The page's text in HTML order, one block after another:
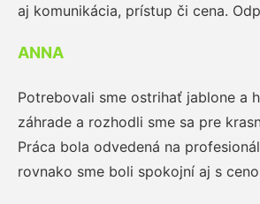
aj komunikácia, prístup či cena.
ANNA
Potrebovali sme ostrihať jablone a
záhrade a rozhodli sme sa pre
Práca bola odvedená na
rovnako sme boli spokojní aj s